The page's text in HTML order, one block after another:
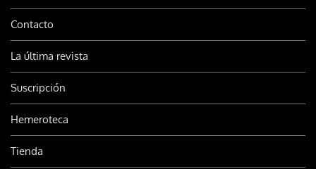
Contacto
La última revista
Suscripción
Hemeroteca
Tienda